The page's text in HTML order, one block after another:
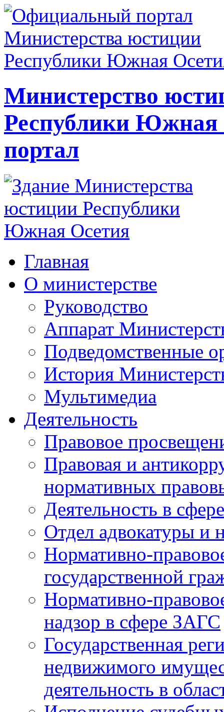
Министерство
Республики
портал
Главная
О министерстве
Руководство
Аппарат
Подведомственные
История
Мультимедиа
Деятельность
Правовое
Правовая и
нормативных
Деятельность в
Отдел адвокатуры и
Нормативно-
государственной
Нормативно-
надзор в сфере ЗАГС
Государственная
недвижимого
деятельность в